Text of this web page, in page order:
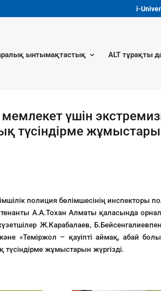
i-
ынтымақтастық ALT тұрақты
үшін
түсіндірме
полиция бөлімшесінің инспекторы
А.А.Тохан Алматы қаласында
Ж.Карабалаев,
«Теміржол – қауіпті аймақ, абай
жұмыстарын жүргізді.